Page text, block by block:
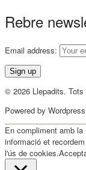
Rebre
Email address:
© 2026 Llepadits.
Powered by
En compliment amb
informació et
l'ús de cookies.